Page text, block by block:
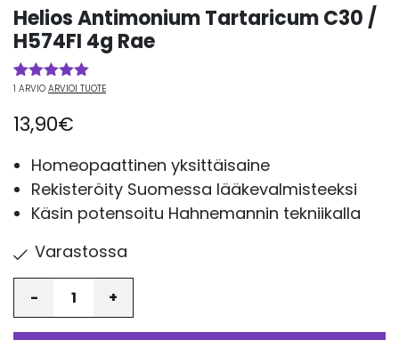
Helios Antimonium Tartaricum C30 /
H574FI 4g Rae
Arvio5.00
perustuen
1
asiakkaan
1 ARVIO ARVIOI TUOTE
13,90€
Homeopaattinen yksittäisaine
Rekisteröity Suomessa lääkevalmisteeksi
Käsin potensoitu Hahnemannin tekniikalla
Varastossa